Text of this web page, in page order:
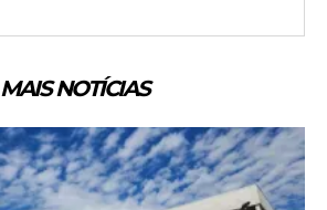
MAIS NOTÍCIAS